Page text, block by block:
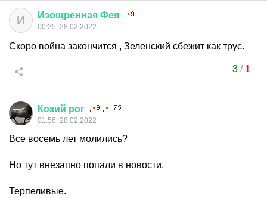
И Изощренная Фея
00:25, 28.02.2022
Скоро война закончится , Зеленский сбежит как трус.
3/ 1
Козий рог
01:56, 28.02.2022
Все восемь лет молились?
Но тут внезапно попали в новости.
Терпеливые.